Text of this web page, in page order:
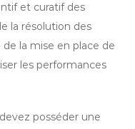
et curatif des
la résolution des
la mise en place de
les performances
posséder une